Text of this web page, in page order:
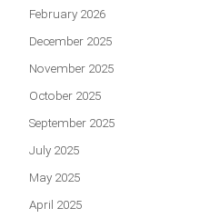
February 2026
December 2025
November 2025
October 2025
September 2025
July 2025
May 2025
April 2025